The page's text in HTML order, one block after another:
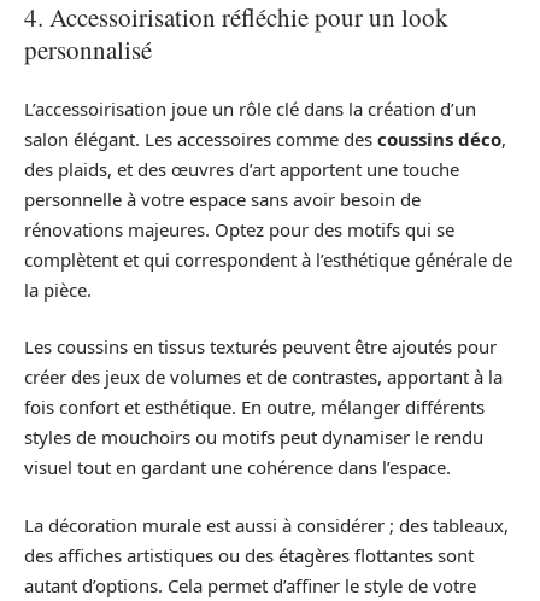
4. Accessoirisation réfléchie pour un look
personnalisé
L’accessoirisation joue un rôle clé dans la création d’un
salon élégant. Les accessoires comme des coussins déco,
des plaids, et des œuvres d’art apportent une touche
personnelle à votre espace sans avoir besoin de
rénovations majeures. Optez pour des motifs qui se
complètent et qui correspondent à l’esthétique générale de
la pièce.
Les coussins en tissus texturés peuvent être ajoutés pour
créer des jeux de volumes et de contrastes, apportant à la
fois confort et esthétique. En outre, mélanger différents
styles de mouchoirs ou motifs peut dynamiser le rendu
visuel tout en gardant une cohérence dans l’espace.
La décoration murale est aussi à considérer ; des tableaux,
des affiches artistiques ou des étagères flottantes sont
autant d’options. Cela permet d’affiner le style de votre